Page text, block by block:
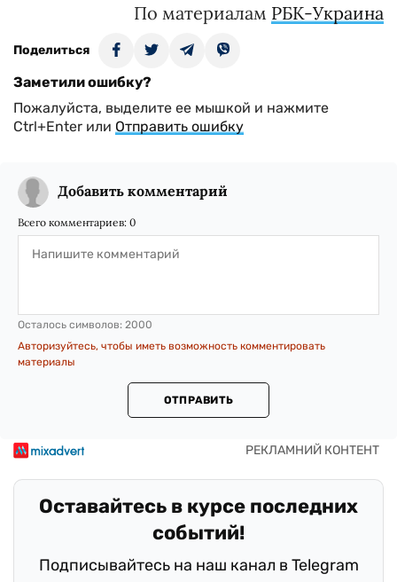
По материалам РБК-Украина
Поделиться
Заметили ошибку?
Пожалуйста, выделите ее мышкой и нажмите
Ctrl+Enter или Отправить ошибку
Добавить комментарий
Всего комментариев: 0
Осталось символов: 2000
Авторизуйтесь, чтобы иметь возможность комментировать
материалы
ОТПРАВИТЬ
Оставайтесь в курсе последних
событий!
Подписывайтесь на наш канал в Telegram